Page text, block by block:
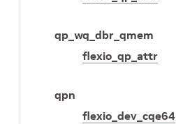
qp_wq_dbr_qmem
flexio_qp_attr
qpn
flexio_dev_cqe64